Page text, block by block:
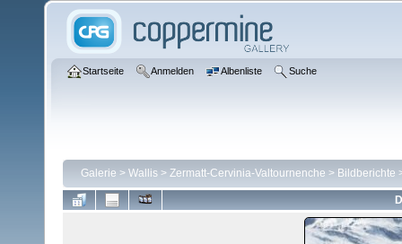
Startseite Anmelden Albenliste Suche
Galerie > Wallis > Zermatt-Cervinia-Valtournenche > Bildberichte